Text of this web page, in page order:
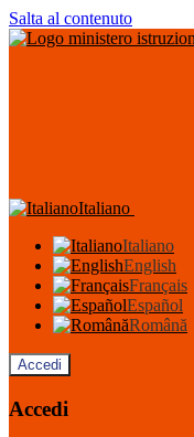
Salta al contenuto
Italiano
Italiano
English
Français
Español
Română
Accedi
Accedi